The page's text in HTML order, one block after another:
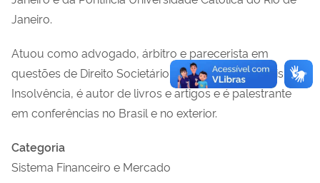
Janeiro.
Atuou como advogado, árbitro e parecerista em
questões de Direito Societário, Mercado de Capitais e
Insolvência, é autor de livros e artigos e é palestrante
em conferências no Brasil e no exterior.
Categoria
Sistema Financeiro e Mercado